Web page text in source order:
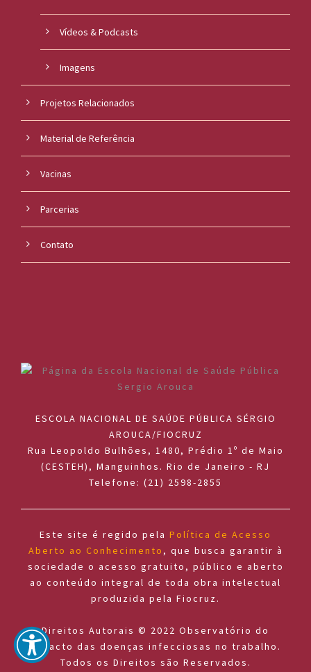
Vídeos & Podcasts
Imagens
Projetos Relacionados
Material de Referência
Vacinas
Parcerias
Contato
ESCOLA NACIONAL DE SAÚDE PÚBLICA SÉRGIO
AROUCA/FIOCRUZ
Rua Leopoldo Bulhões, 1480, Prédio 1º de Maio
(CESTEH), Manguinhos. Rio de Janeiro - RJ
Telefone: (21) 2598-2855
Este site é regido pela Política de Acesso
Aberto ao Conhecimento , que busca garantir à
sociedade o acesso gratuito, público e aberto
ao conteúdo integral de toda obra intelectual
produzida pela Fiocruz.
Direitos Autorais © 2022 Observatório do
impacto das doenças infecciosas no trabalho.
Todos os Direitos são Reservados.